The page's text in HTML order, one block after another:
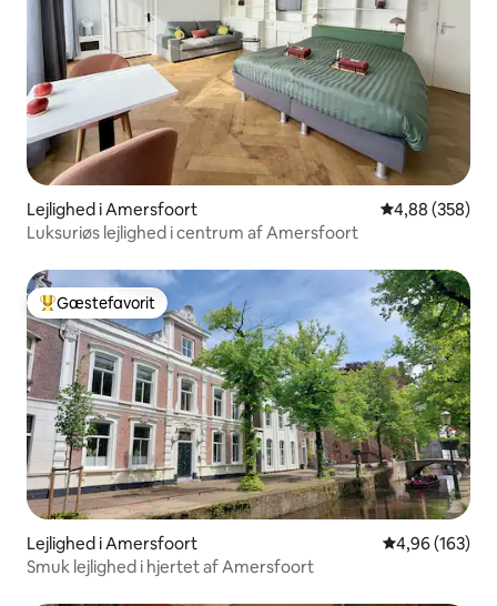
Lejlighed i Amersfoort 4,88 ud af 5 i
4,88 (358)
Luksuriøs lejlighed i centrum af Amersfoort
Bedste gæstefavorit
Gæstefavorit
Lejlighed i Amersfoort 4,96 ud af 5 i
4,96 (163)
Smuk lejlighed i hjertet af Amersfoort